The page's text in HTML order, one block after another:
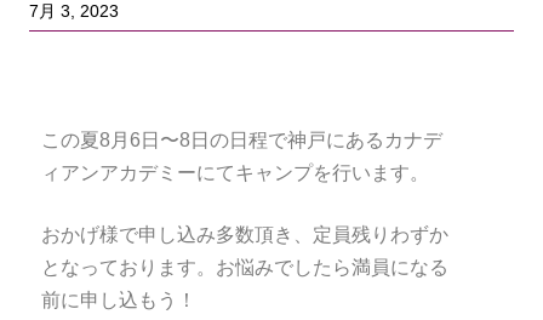
7月 3, 2023
この夏8月6日〜8日の日程で神戸にあるカナデ
ィアンアカデミーにてキャンプを行います。
おかげ様で申し込み多数頂き、定員残りわずか
となっております。お悩みでしたら満員になる
前に申し込もう！